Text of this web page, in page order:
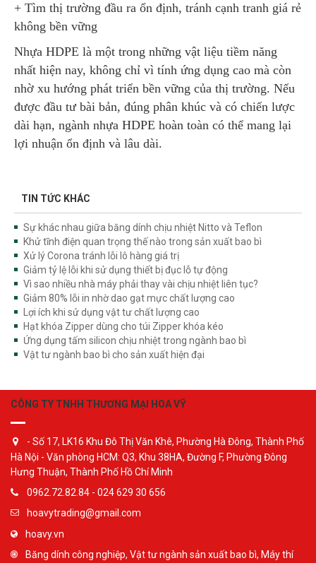
+ Tìm thị trường đầu ra ổn định, tránh cạnh tranh giá rẻ
không bền vững
Nhựa HDPE là một trong những vật liệu tiềm năng
nhất hiện nay, không chỉ vì tính ứng dụng cao mà còn
nhờ xu hướng phát triển bền vững của thị trường. Nếu
được đầu tư bài bản, đúng phân khúc và có chiến lược
dài hạn, ngành nhựa HDPE hoàn toàn có thể mang lại
lợi nhuận ổn định và lâu dài.
TIN TỨC KHÁC
Sự khác nhau giữa băng dính chịu nhiệt Nitto và Teflon
Khử tĩnh điện quan trọng thế nào trong sản xuất bao bì
Xử lý Corona tránh lỗi lô hàng giá trị
Giảm tỷ lệ lỗi khi sử dụng thiết bị đục lỗ tự động
Vì sao nhiều nhà máy phải thay vài chịu nhiệt liên tục?
Giảm 80% lỗi in nhờ dao gạt mực chất lượng cao
Lợi ích khi sử dụng vật tư chất lượng cao
Hạt khóa Zipper dùng cho túi Zipper khóa kéo
Ứng dụng tấm silicon chịu nhiệt trong ngành bao bì
Vật tư ngành bao bì cho sản xuất hiện đại
CÔNG TY TNHH THƯƠNG MẠI HOA VỸ
- Số 17, LK16 Khu Đô Thị Văn Khê, Phường Hà Đông, Thành Phố
Hà Nội - Văn phòng HCM: Q3, Khu 38HA, Đường F, Phường Đông
Hưng Thuận, Thành Phố Hồ Chí Minh
0962.72.82.84 - 024 629 30 656
hoavytrading@gmail.com
hoavy.vn
Băng dính công nghiệp, Vật tư ngành sản xuất bao bì, Máy thí